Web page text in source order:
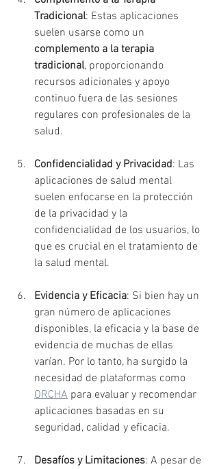
Tradicional: Estas aplicaciones
suelen usarse como un
complemento a la terapia
tradicional, proporcionando
recursos adicionales y apoyo
continuo fuera de las sesiones
regulares con profesionales de la
salud.
Confidencialidad y Privacidad: Las
aplicaciones de salud mental
suelen enfocarse en la protección
de la privacidad y la
confidencialidad de los usuarios, lo
que es crucial en el tratamiento de
la salud mental.
Evidencia y Eficacia: Si bien hay un
gran número de aplicaciones
disponibles, la eficacia y la base de
evidencia de muchas de ellas
varían. Por lo tanto, ha surgido la
necesidad de plataformas como
ORCHA para evaluar y recomendar
aplicaciones basadas en su
seguridad, calidad y eficacia.
Desafíos y Limitaciones: A pesar de